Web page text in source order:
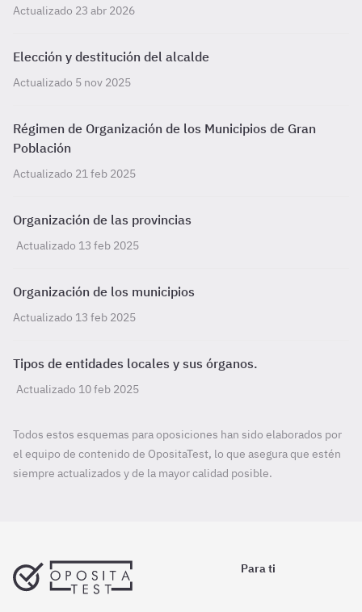
Actualizado 23 abr 2026
Elección y destitución del alcalde
Actualizado 5 nov 2025
Régimen de Organización de los Municipios de Gran
Población
Actualizado 21 feb 2025
Organización de las provincias
Actualizado 13 feb 2025
Organización de los municipios
Actualizado 13 feb 2025
Tipos de entidades locales y sus órganos.
Actualizado 10 feb 2025
Todos estos esquemas para oposiciones han sido elaborados por
el equipo de contenido de OpositaTest, lo que asegura que estén
siempre actualizados y de la mayor calidad posible.
Para ti